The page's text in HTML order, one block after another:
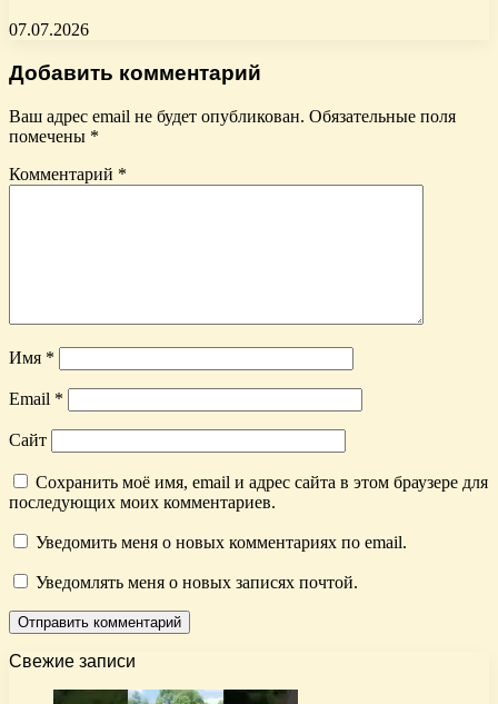
07.07.2026
Добавить комментарий
Ваш адрес email не будет опубликован. Обязательные поля
помечены *
Комментарий *
Имя *
Email *
Сайт
Сохранить моё имя, email и адрес сайта в этом браузере для
последующих моих комментариев.
Уведомить меня о новых комментариях по email.
Уведомлять меня о новых записях почтой.
Свежие записи